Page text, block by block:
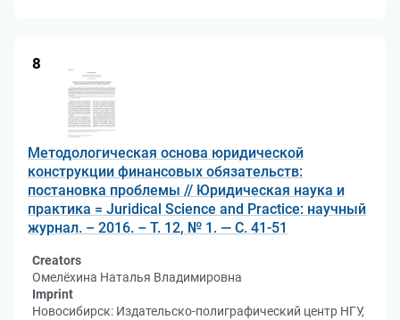
8
Методологическая основа юридической
конструкции финансовых обязательств:
постановка проблемы // Юридическая наука и
практика = Juridical Science and Practice: научный
журнал. – 2016. – Т. 12, № 1. — С. 41-51
Creators
Омелёхина Наталья Владимировна
Imprint
Новосибирск: Издательско-полиграфический центр НГУ,